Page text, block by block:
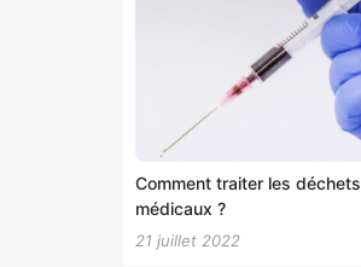
Comment traiter les déchets
médicaux ?
21 juillet 2022